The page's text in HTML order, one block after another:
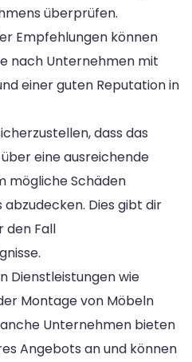
überprüfen.
Empfehlungen können
nach Unternehmen mit
einer guten Reputation in
dass das
eine ausreichende
mögliche Schäden
Dies gibt dir
den Fall
Dienstleistungen wie
Montage von Möbeln
Unternehmen bieten
Angebots an und können